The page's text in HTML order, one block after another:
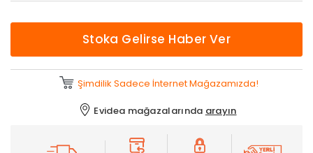
Stoka Gelirse Haber Ver
Şimdilik Sadece İnternet Mağazamızda!
Evidea mağazalarında arayın